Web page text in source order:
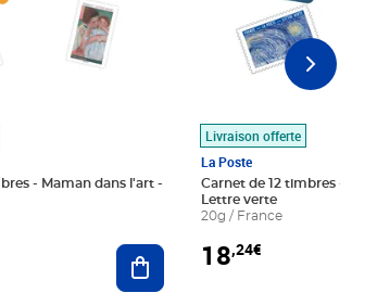
- Maman dans l'art -
Ajouter au panier
Livraison offerte
La Poste
Carnet de 12 timbres - Le
Lettre verte
20g / France
18,24€